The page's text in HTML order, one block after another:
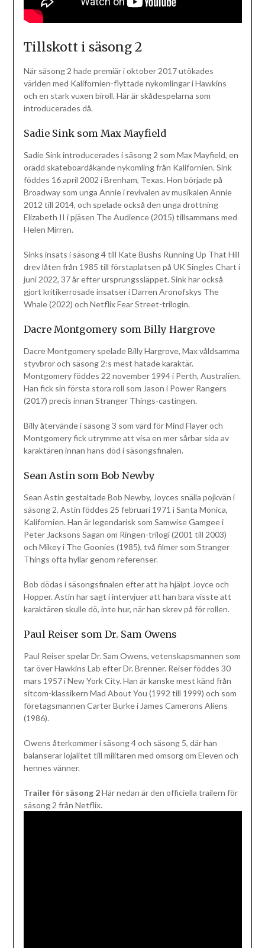
Tillskott i säsong 2
När säsong 2 hade premiär i oktober 2017 utökades
världen med Kalifornien-flyttade nykomlingar i Hawkins
och en stark vuxen biroll. Här är skådespelarna som
introducerades då.
Sadie Sink som Max Mayfield
Sadie Sink introducerades i säsong 2 som Max Mayfield, en
orädd skateboardåkande nykomling från Kalifornien. Sink
föddes 16 april 2002 i Brenham, Texas. Hon började på
Broadway som unga Annie i revivalen av musikalen Annie
2012 till 2014, och spelade också den unga drottning
Elizabeth II i pjäsen The Audience (2015) tillsammans med
Helen Mirren.
Sinks insats i säsong 4 till Kate Bushs Running Up That Hill
drev låten från 1985 till förstaplatsen på UK Singles Chart i
juni 2022, 37 år efter ursprungssläppet. Sink har också
gjort kritikerrosade insatser i Darren Aronofskys The
Whale (2022) och Netflix Fear Street-trilogin.
Dacre Montgomery som Billy Hargrove
Dacre Montgomery spelade Billy Hargrove, Max våldsamma
styvbror och säsong 2:s mest hatade karaktär.
Montgomery föddes 22 november 1994 i Perth, Australien.
Han fick sin första stora roll som Jason i Power Rangers
(2017) precis innan Stranger Things-castingen.
Billy återvände i säsong 3 som värd för Mind Flayer och
Montgomery fick utrymme att visa en mer sårbar sida av
karaktären innan hans död i säsongsfinalen.
Sean Astin som Bob Newby
Sean Astin gestaltade Bob Newby, Joyces snälla pojkvän i
säsong 2. Astin föddes 25 februari 1971 i Santa Monica,
Kalifornien. Han är legendarisk som Samwise Gamgee i
Peter Jacksons Sagan om Ringen-trilogi (2001 till 2003)
och Mikey i The Goonies (1985), två filmer som Stranger
Things ofta hyllar genom referenser.
Bob dödas i säsongsfinalen efter att ha hjälpt Joyce och
Hopper. Astin har sagt i intervjuer att han bara visste att
karaktären skulle dö, inte hur, när han skrev på för rollen.
Paul Reiser som Dr. Sam Owens
Paul Reiser spelar Dr. Sam Owens, vetenskapsmannen som
tar över Hawkins Lab efter Dr. Brenner. Reiser föddes 30
mars 1957 i New York City. Han är kanske mest känd från
sitcom-klassikern Mad About You (1992 till 1999) och som
företagsmannen Carter Burke i James Camerons Aliens
(1986).
Owens återkommer i säsong 4 och säsong 5, där han
balanserar lojalitet till militären med omsorg om Eleven och
hennes vänner.
Trailer för säsong 2Här nedan är den officiella trailern för
säsong 2 från Netflix.